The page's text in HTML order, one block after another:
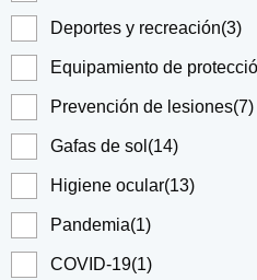
Deportes y recreación(3)
Equipamiento de
Prevención de lesiones(7)
Gafas de sol (14)
Higiene ocular(13)
Pandemia(1)
COVID-19(1)